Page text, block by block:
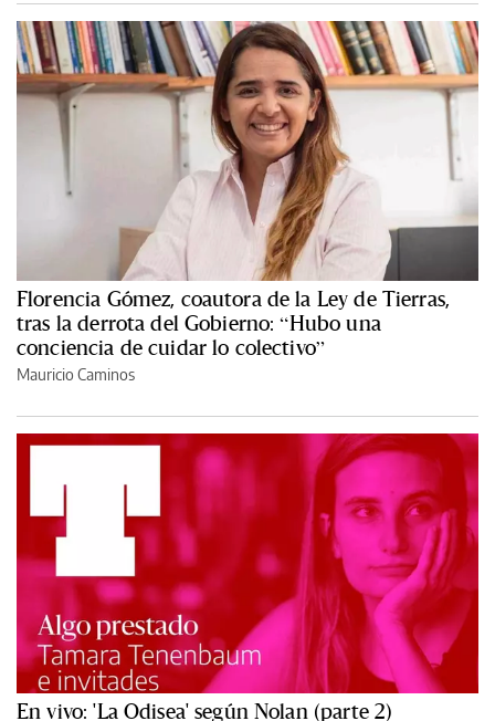
Florencia Gómez, coautora de la Ley de Tierras,
tras la derrota del Gobierno: “Hubo una
conciencia de cuidar lo colectivo”
Mauricio Caminos
En vivo: 'La Odisea' según Nolan (parte 2)